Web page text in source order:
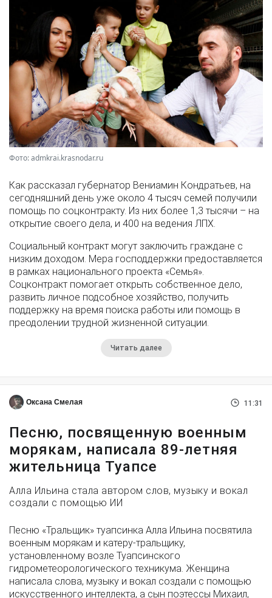
Фото: admkrai.krasnodar.ru
Как рассказал губернатор Вениамин Кондратьев, на
сегодняшний день уже около 4 тысяч семей получили
помощь по соцконтракту. Из них более 1,3 тысячи – на
открытие своего дела, и 400 на ведения ЛПХ.
Социальный контракт могут заключить граждане с
низким доходом. Мера господдержки предоставляется
в рамках национального проекта «Семья».
Соцконтракт помогает открыть собственное дело,
развить личное подсобное хозяйство, получить
поддержку на время поиска работы или помощь в
преодолении трудной жизненной ситуации.
Читать далее
Оксана Смелая 11:31
Песню, посвященную военным
морякам, написала 89-летняя
жительница Туапсе
Алла Ильина стала автором слов, музыку и вокал
создали с помощью ИИ
Песню «Тральщик» туапсинка Алла Ильина посвятила
военным морякам и катеру-тральщику,
установленному возле Туапсинского
гидрометеорологического техникума. Женщина
написала слова, музыку и вокал создали с помощью
искусственного интеллекта, а сын поэтессы Михаил,